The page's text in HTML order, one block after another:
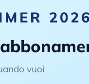
2026
vuoi